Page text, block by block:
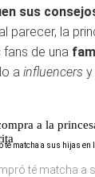
sus
parecer, la
de una
a influencers y
a la
té matcha a